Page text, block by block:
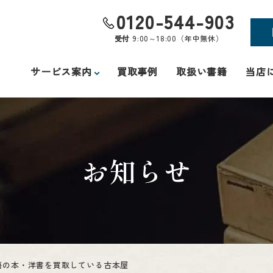
サービス案内 買取事例 取扱い書籍 当店
0120-544-903
受付 9:00～18:00（年中無休）
お知らせ
本・洋書を買取している古本屋